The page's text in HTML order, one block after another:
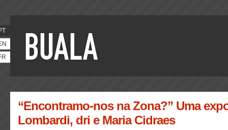
“Encontramo-nos na Zona?” Uma
Lombardi, dri e Maria Cidraes